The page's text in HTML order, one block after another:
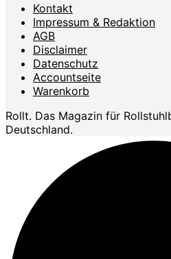
Kontakt
Impressum & Redaktion
AGB
Disclaimer
Datenschutz
Accountseite
Warenkorb
Rollt. Das Magazin für
Deutschland.